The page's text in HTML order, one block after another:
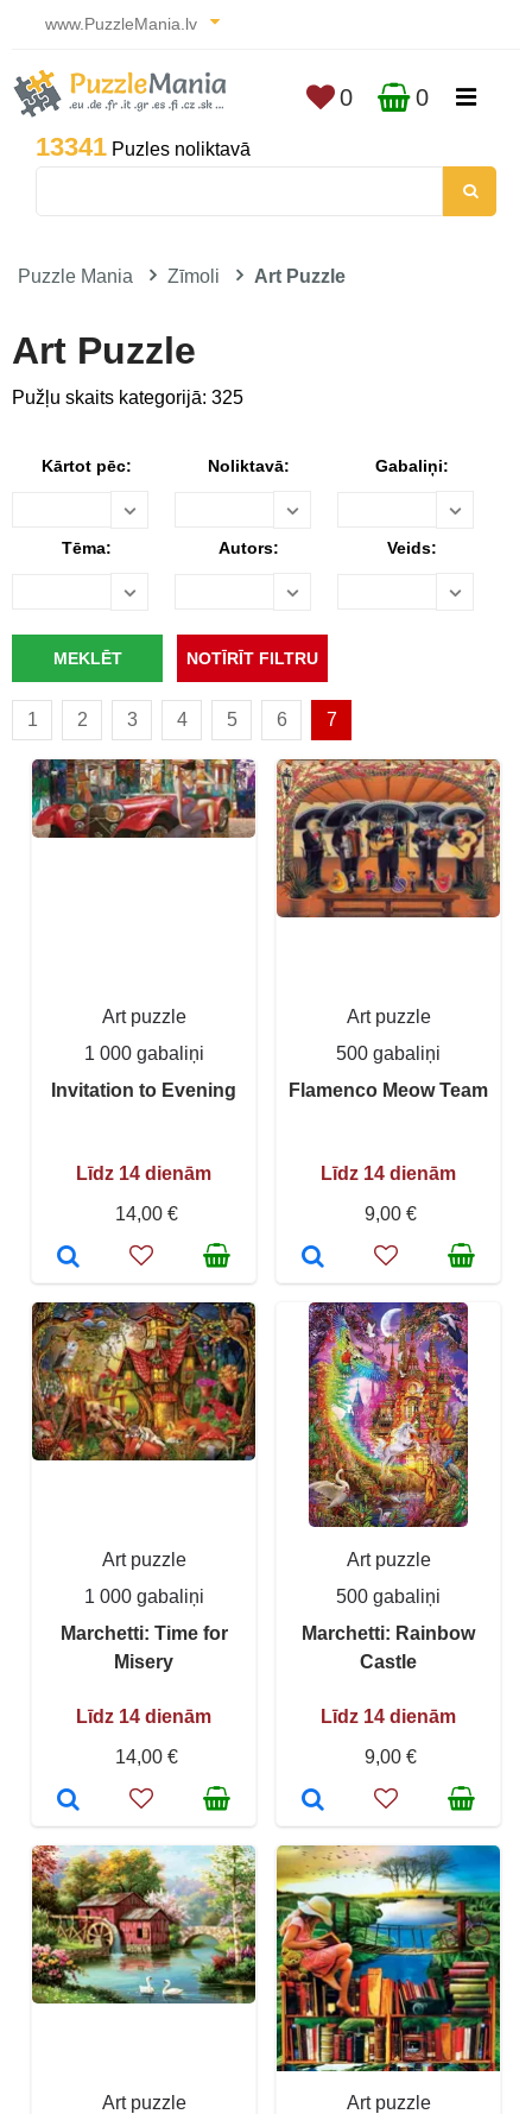
www.PuzzleMania.lv
13341 Puzles noliktavā
0 0
Puzzle Mania Zīmoli Art Puzzle
Art Puzzle
Pužļu skaits kategorijā: 325
Kārtot pēc: Noliktavā: Gabaliņi:
Tēma: Autors: Veids:
1 2 3 4 5 6 7
Art puzzle
1 000 gabaliņi
Invitation to Evening
Līdz 14 dienām
14,00 €
Art puzzle
500 gabaliņi
Flamenco Meow Team
Līdz 14 dienām
9,00 €
Art puzzle
1 000 gabaliņi
Marchetti: Time for
Misery
Līdz 14 dienām
14,00 €
Art puzzle
500 gabaliņi
Marchetti: Rainbow
Castle
Līdz 14 dienām
9,00 €
Art puzzle
Art puzzle